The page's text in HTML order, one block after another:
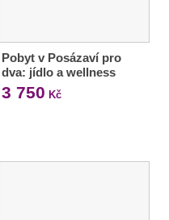
Pobyt v Posázaví pro
dva: jídlo a wellness
3 750 Kč